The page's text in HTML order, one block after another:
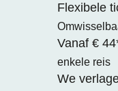
Flexibele
Vanaf €
enkele reis
We